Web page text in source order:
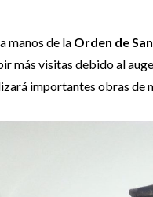
manos de la Orden de
más visitas debido al
importantes obras de